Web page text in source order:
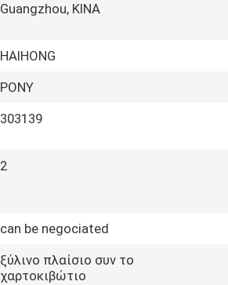
Guangzhou, ΚΙΝΑ
HAIHONG
PONY
303139
2
can be negociated
ξύλινο πλαίσιο συν το
χαρτοκιβώτιο